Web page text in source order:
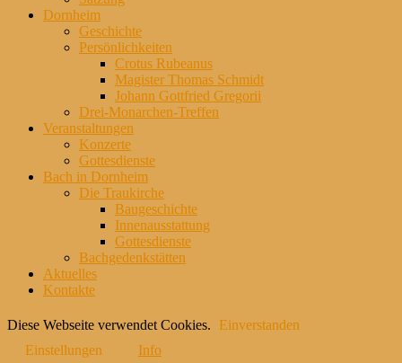
Dornheim
Geschichte
Persönlichkeiten
Crotus Rubeanus
Magister Thomas Schmidt
Johann Gottfried Gregorii
Drei-Monarchen-Treffen
Veranstaltungen
Konzerte
Gottesdienste
Bach in Dornheim
Die Traukirche
Baugeschichte
Innenausstattung
Gottesdienste
Bachgedenkstätten
Aktuelles
Kontakte
Diese Webseite verwendet Cookies.
Einverstanden
Einstellungen
Info